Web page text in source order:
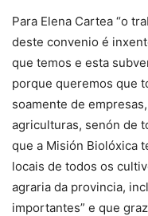
Para Elena Cartea “o
deste convenio é
que temos e esta
porque queremos que
soamente de
agriculturas, senón de
que a Misión Biolóxica
locais de todos os
agraria da provincia,
importantes” e que